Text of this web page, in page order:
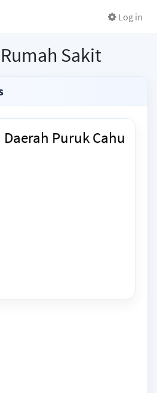
Log in
Sakit
Daerah Puruk Cahu